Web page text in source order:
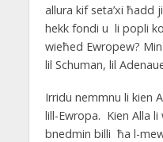
allura kif seta’xi ħadd
hekk fondi u li popli
wieħed Ewropew?
lil Schuman, lil
Irridu nemmnu li kien
lill-Ewropa. Kien Alla
bnedmin billi ħa l-